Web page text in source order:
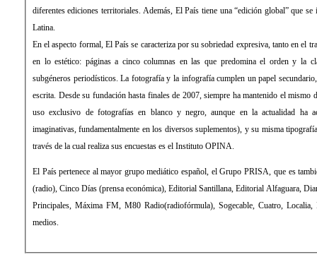
diferentes ediciones territoriales. Además, El País tiene una “edición global” que se imprime y distribuye en América
Latina.
En el aspecto formal, El País se caracteriza por su sobriedad expresiva, tanto en el tratamiento de la información como
en lo estético: páginas a cinco columnas en las que predomina el orden y la clara distribución de los distintos
subgéneros periodísticos. La fotografía y la infografía cumplen un papel secundario, de mero apoyo a la información
escrita. Desde su fundación hasta finales de 2007, siempre ha mantenido el mismo diseño, sin apenas evolución (con
uso exclusivo de fotografías en blanco y negro, aunque en la actualidad ha aceptado el color y formas más
imaginativas, fundamentalmente en los diversos suplementos), y su misma tipografía: la Times Roman. La empresa a
través de la cual realiza sus encuestas es el Instituto OPINA.
El País pertenece al mayor grupo mediático español, el Grupo PRISA, que es también propietario de la Cadena SER
(radio), Cinco Días (prensa económica), Editorial Santillana, Editorial Alfaguara, Diario As (prensa deportiva), Los 40
Principales, Máxima FM, M80 Radio(radiofórmula), Sogecable, Cuatro, Localia, Digital+ (televisión), entre otros
medios.